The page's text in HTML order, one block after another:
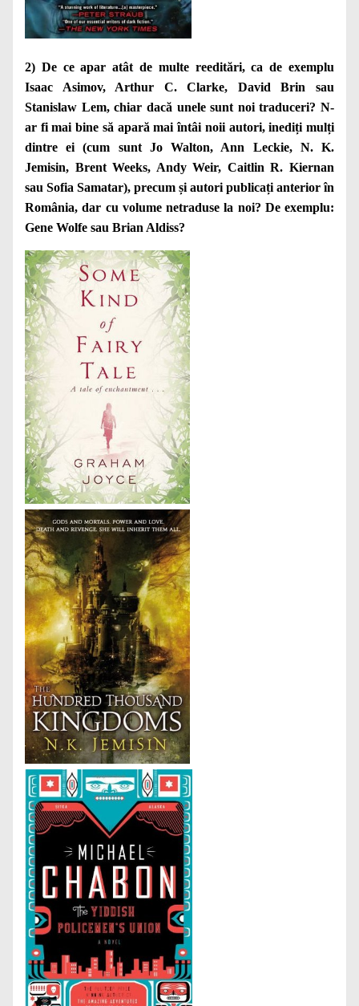
2) De ce apar atât de multe reeditări, ca de exemplu
Isaac Asimov, Arthur C. Clarke, David Brin sau
Stanislaw Lem, chiar dacă unele sunt noi traduceri? N-
ar fi mai bine să apară mai întâi noii autori, inediți mulți
dintre ei (cum sunt Jo Walton, Ann Leckie, N. K.
Jemisin, Brent Weeks, Andy Weir, Caitlin R. Kiernan
sau Sofia Samatar), precum și autori publicați anterior în
România, dar cu volume netraduse la noi? De exemplu:
Gene Wolfe sau Brian Aldiss?